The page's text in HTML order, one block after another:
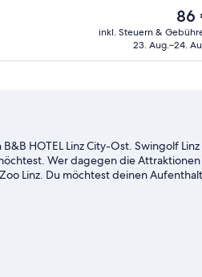
Der
Preis
86
inkl. Steuern &
23. Aug.–24.
HOTEL Linz City-Ost. Swingolf
Wer dagegen die
Linz. Du möchtest deinen
aufpeppen? Dann schau doch